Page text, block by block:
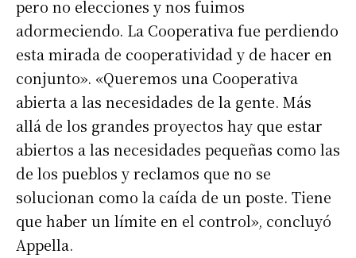
pero no elecciones y nos fuimos
adormeciendo. La Cooperativa fue perdiendo
esta mirada de cooperatividad y de hacer en
conjunto». «Queremos una Cooperativa
abierta a las necesidades de la gente. Más
allá de los grandes proyectos hay que estar
abiertos a las necesidades pequeñas como las
de los pueblos y reclamos que no se
solucionan como la caída de un poste. Tiene
que haber un límite en el control», concluyó
Appella.